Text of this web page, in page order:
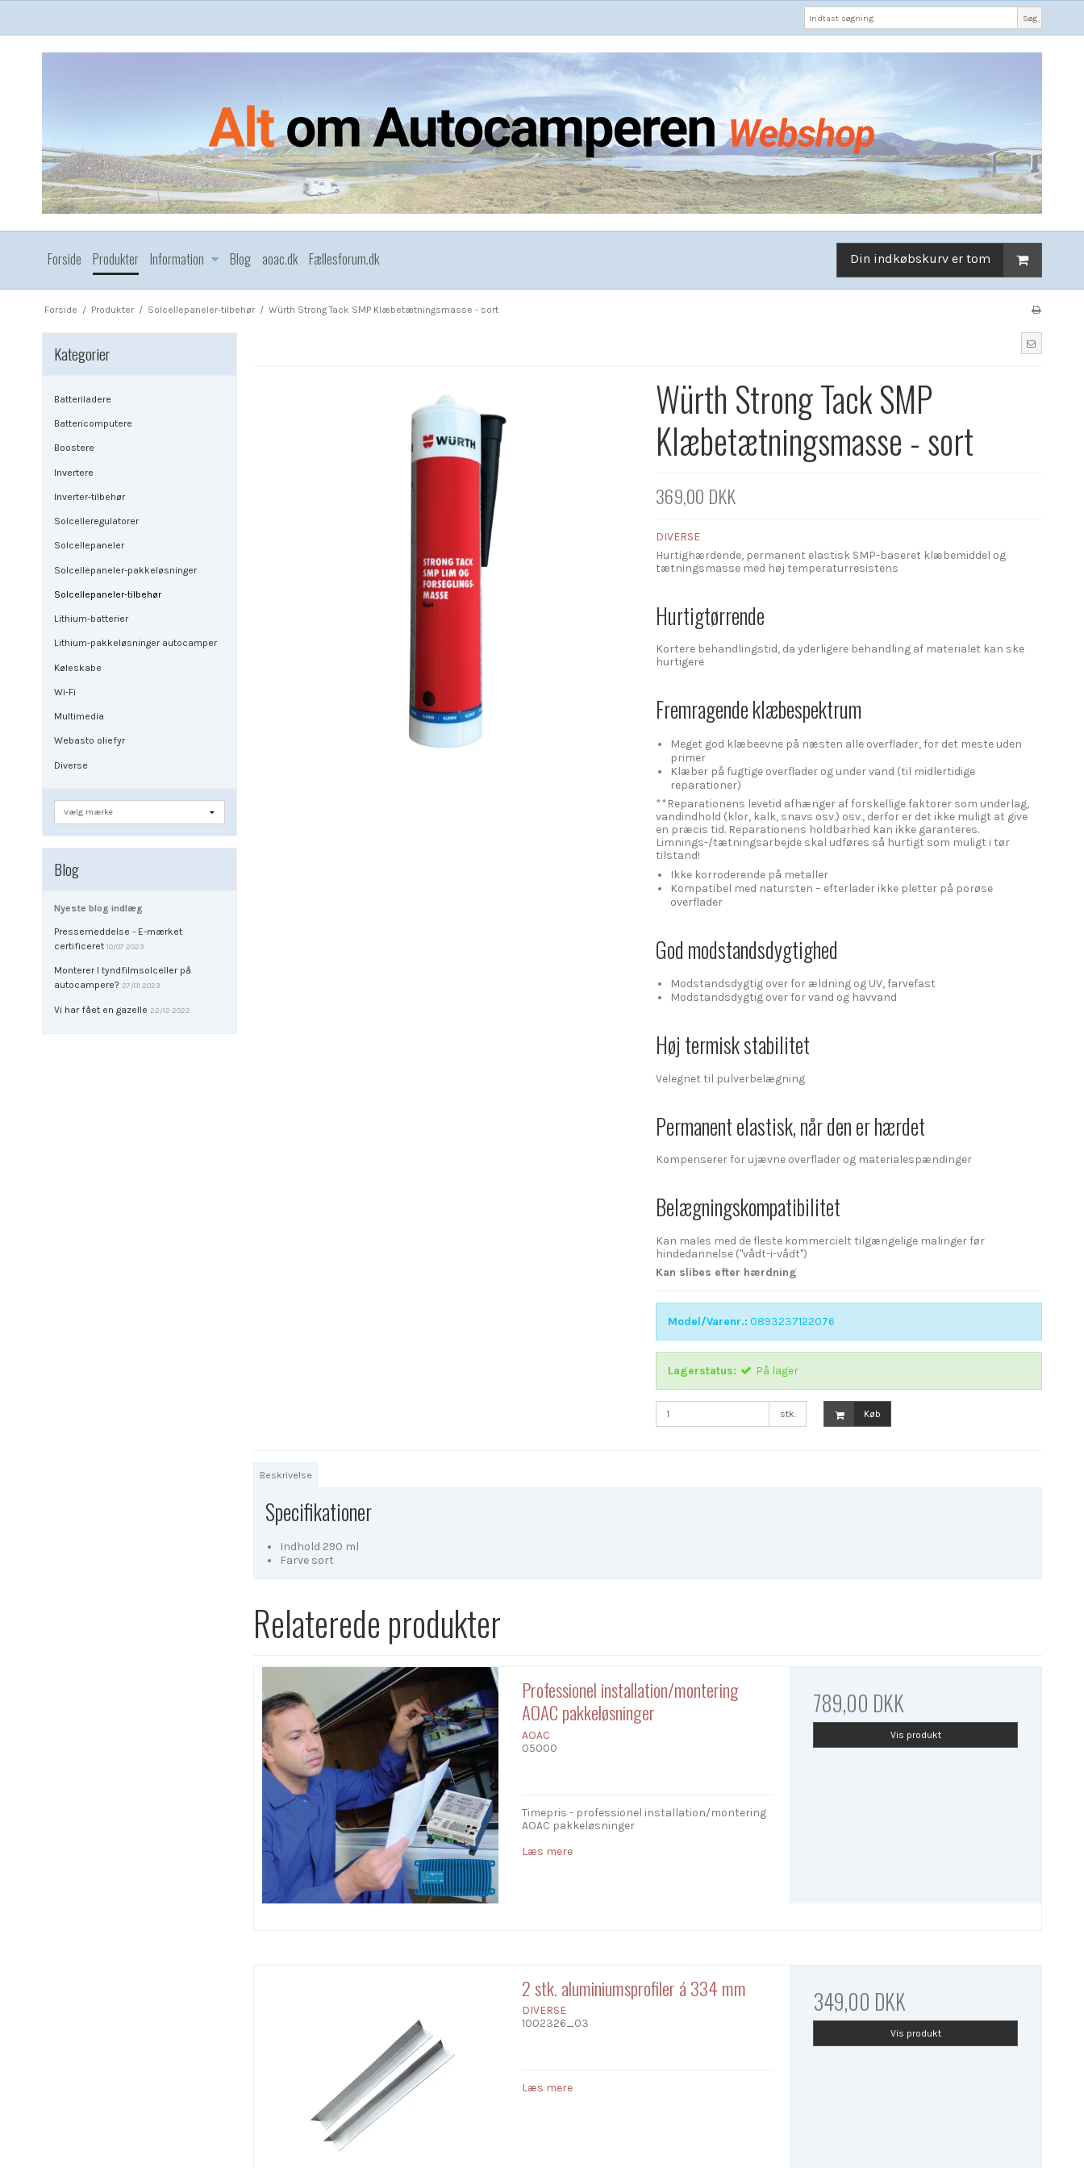
Søg
Forside Produkter Information Blog aoac.dk Fællesforum.dk Din indkøbskurv er tom
Forside / Produkter / Solcellepaneler-tilbehør / Würth Strong Tack SMP Klæbetætningsmasse - sort
Kategorier
Batteriladere
Battericomputere
Boostere
Invertere
Inverter-tilbehør
Solcelleregulatorer
Solcellepaneler
Solcellepaneler-pakkeløsninger
Solcellepaneler-tilbehør
Lithium-batterier
Lithium-pakkeløsninger autocamper
Køleskabe
Wi-Fi
Multimedia
Webasto oliefyr
Diverse
Blog
Nyeste blog indlæg
Pressemeddelse - E-mærket
certificeret 10/07 2023
Monterer I tyndfilmsolceller på
autocampere? 27/01 2023
Vi har fået en gazelle 22/12 2022
Würth Strong Tack SMP
Klæbetætningsmasse - sort
369,00 DKK
DIVERSE
Hurtighærdende, permanent elastisk SMP-baseret klæbemiddel og
tætningsmasse med høj temperaturresistens
Hurtigtørrende
Kortere behandlingstid, da yderligere behandling af materialet kan ske
hurtigere
Fremragende klæbespektrum
Meget god klæbeevne på næsten alle overflader, for det meste uden
primer
Klæber på fugtige overflader og under vand (til midlertidige
reparationer)
**Reparationens levetid afhænger af forskellige faktorer som underlag,
vandindhold (klor, kalk, snavs osv.) osv., derfor er det ikke muligt at give
en præcis tid. Reparationens holdbarhed kan ikke garanteres.
Limnings-/tætningsarbejde skal udføres så hurtigt som muligt i tør
tilstand!
Ikke korroderende på metaller
Kompatibel med natursten – efterlader ikke pletter på porøse
overflader
God modstandsdygtighed
Modstandsdygtig over for ældning og UV, farvefast
Modstandsdygtig over for vand og havvand
Høj termisk stabilitet
Velegnet til pulverbelægning
Permanent elastisk, når den er hærdet
Kompenserer for ujævne overflader og materialespændinger
Belægningskompatibilitet
Kan males med de fleste kommercielt tilgængelige malinger før
hindedannelse ("vådt-i-vådt")
Kan slibes efter hærdning
Model/Varenr.: 0893237122076
Lagerstatus: På lager
stk. Køb
Beskrivelse
Specifikationer
Indhold 290 ml
Farve sort
Relaterede produkter
Professionel installation/montering
AOAC pakkeløsninger
AOAC
05000
Timepris - professionel installation/montering
AOAC pakkeløsninger
Læs mere
789,00 DKK
Vis produkt
2 stk. aluminiumsprofiler á 334 mm
DIVERSE
1002326_03
Læs mere
349,00 DKK
Vis produkt